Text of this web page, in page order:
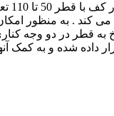
در
کند . به منظور
قطر در دو وجه کناری
شده و به کمک